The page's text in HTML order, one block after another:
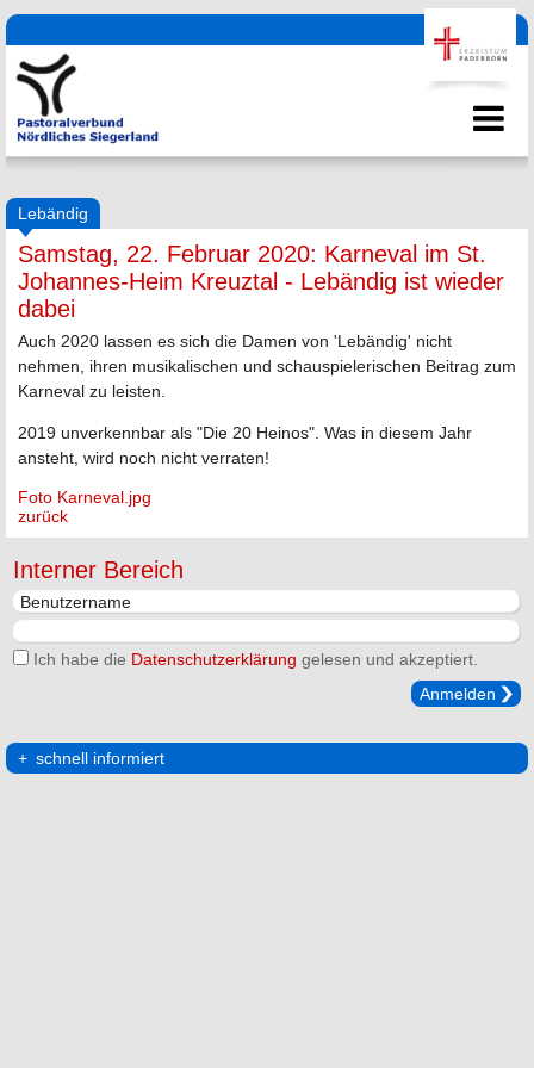
Lebändig
Samstag, 22. Februar 2020: Karneval im St.
Johannes-Heim Kreuztal - Lebändig ist wieder
dabei
Auch 2020 lassen es sich die Damen von 'Lebändig' nicht
nehmen, ihren musikalischen und schauspielerischen Beitrag zum
Karneval zu leisten.
2019 unverkennbar als "Die 20 Heinos". Was in diesem Jahr
ansteht, wird noch nicht verraten!
Foto Karneval.jpg
zurück
Interner Bereich
Ich habe die Datenschutzerklärung gelesen und akzeptiert.
Anmelden
schnell informiert